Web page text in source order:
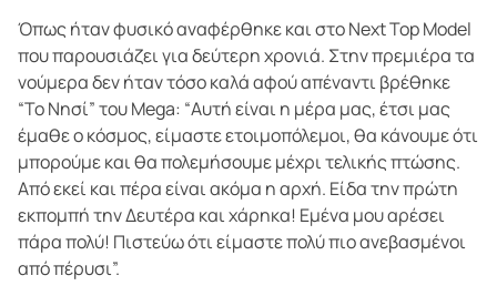
Όπως ήταν φυσικό αναφέρθηκε και στο Next Top Model
που παρουσιάζει για δεύτερη χρονιά. Στην πρεμιέρα τα
νούμερα δεν ήταν τόσο καλά αφού απέναντι βρέθηκε
“Το Νησί” του Mega: “Αυτή είναι η μέρα μας, έτσι μας
έμαθε ο κόσμος, είμαστε ετοιμοπόλεμοι, θα κάνουμε ότι
μπορούμε και θα πολεμήσουμε μέχρι τελικής πτώσης.
Από εκεί και πέρα είναι ακόμα η αρχή. Είδα την πρώτη
εκπομπή την Δευτέρα και χάρηκα! Εμένα μου αρέσει
πάρα πολύ! Πιστεύω ότι είμαστε πολύ πιο ανεβασμένοι
από πέρυσι”.